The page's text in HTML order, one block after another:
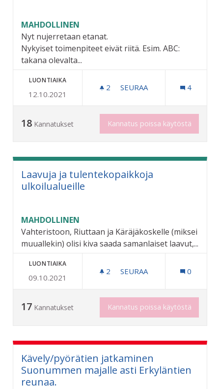
MAHDOLLINEN
Nyt nujerretaan etanat.
Nykyiset toimenpiteet eivät riitä. Esim. ABC:
takana olevalta...
LUONTIAIKA
12.10.2021
2 2 SEURAAJAA
SEURAA 4
18 Kannatukset Kannatus poissa käytöstä
Laavuja ja tulentekopaikkoja
ulkoilualueille
MAHDOLLINEN
Vahteristoon, Riuttaan ja Käräjäkoskelle (miksei
muuallekin) olisi kiva saada samanlaiset laavut,...
LUONTIAIKA
09.10.2021
2 2 SEURAAJAA
SEURAA 0
17 Kannatukset Kannatus poissa käytöstä
Kävely/pyörätien jatkaminen
Suonummen majalle asti Erkyläntien
reunaa.